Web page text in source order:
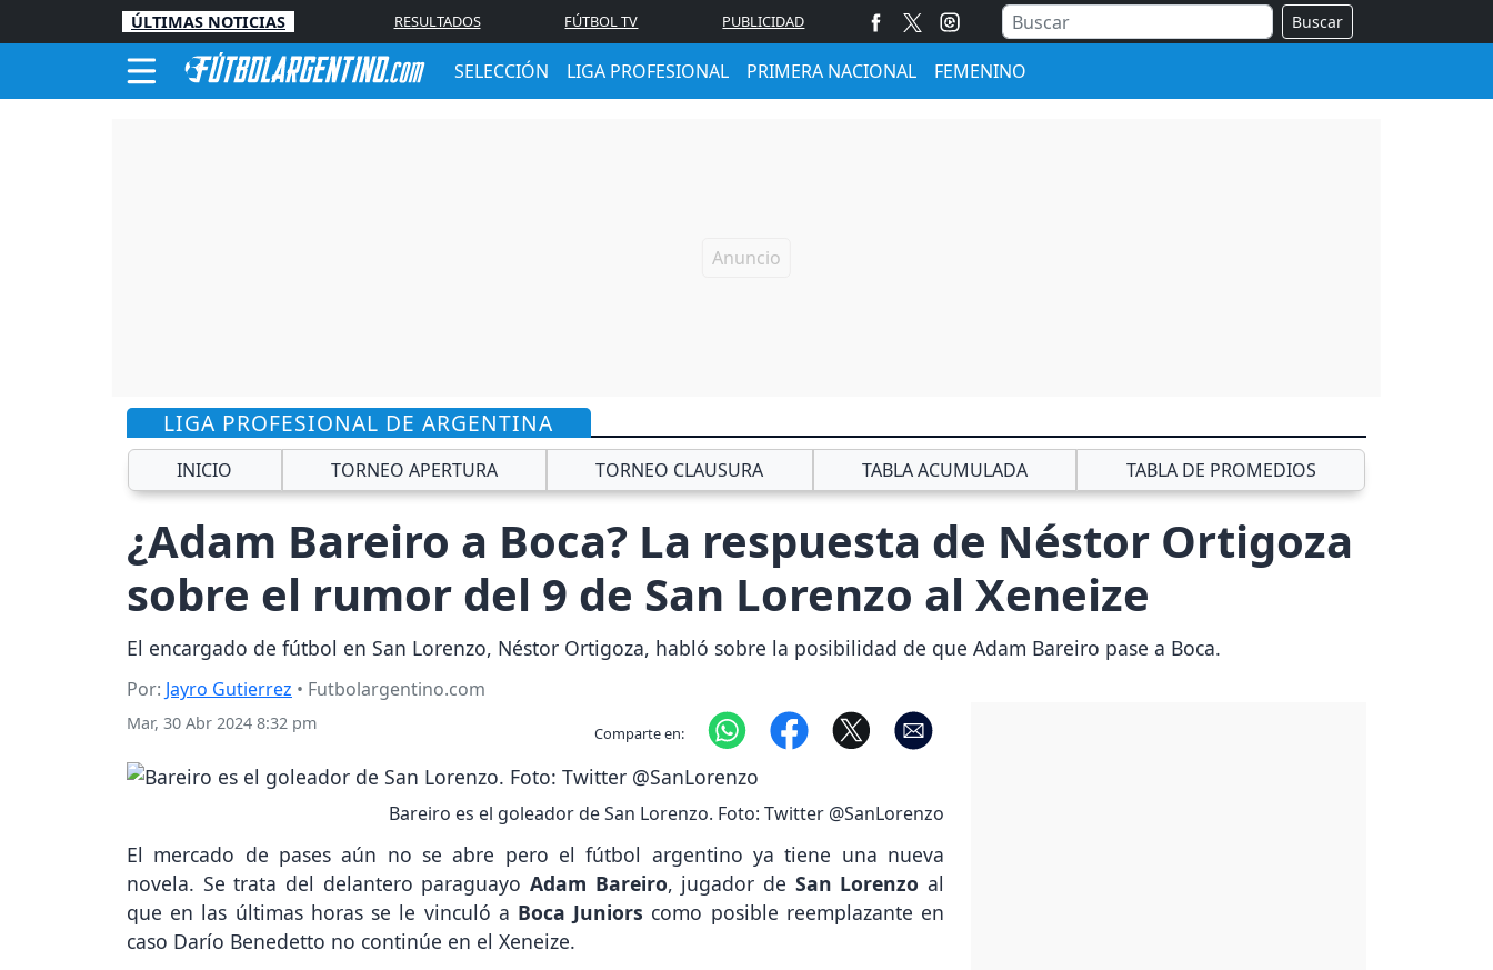
ÚLTIMAS NOTICIAS RESULTADOS FÚTBOL TV PUBLICIDAD Buscar
SELECCIÓN LIGA PROFESIONAL PRIMERA NACIONAL FEMENINO
LIGA PROFESIONAL DE ARGENTINA
INICIO TORNEO APERTURA TORNEO CLAUSURA TABLA ACUMULADA TABLA DE PROMEDIOS
¿Adam Bareiro a Boca? La respuesta de Néstor Ortigoza
sobre el rumor del 9 de San Lorenzo al Xeneize
El encargado de fútbol en San Lorenzo, Néstor Ortigoza, habló sobre la posibilidad de que Adam Bareiro pase a Boca.
Por: Jayro Gutierrez • Futbolargentino.com
Mar, 30 Abr 2024 8:32 pm Comparte en:
Bareiro es el goleador de San Lorenzo. Foto: Twitter @SanLorenzo
El mercado de pases aún no se abre pero el fútbol argentino ya tiene una nueva
novela. Se trata del delantero paraguayo Adam Bareiro, jugador de San Lorenzo al
que en las últimas horas se le vinculó a Boca Juniors como posible reemplazante en
caso Darío Benedetto no continúe en el Xeneize.